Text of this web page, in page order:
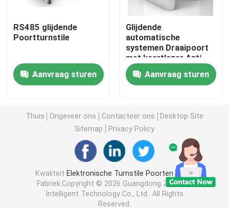
Turnstile Schommelingspoort
Klepturnstile Poort
Driepootturnstile Poort
Volledige hoogteturnstile
Glijdende Poortturnstile
Gezichtsherkenning biometrische machine
RS485 glijdende
Poortturnstile
Aanvraag sturen
Glijdende
automatische
systemen Draaipoort
met kaartlezer Anti
Tailgating
Aanvraag sturen
Thuis Ongeveer ons Contacteer ons
Desktop Site
Sitemap
Privacy Policy
Kwaliteit Elektronische Turnstile Poorten China
Fabriek.Copyright © 2026 Guangdong Zecheng
Intelligent Technology Co., Ltd.. All Rights
Reserved.